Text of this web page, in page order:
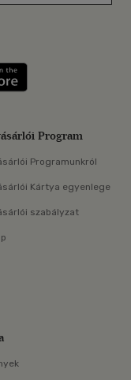
meg: Google
Program
Programunkról
Kártya egyenlege
szabályzat